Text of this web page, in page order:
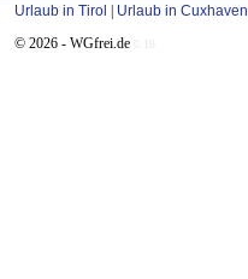
Urlaub in Tirol | Urlaub in Cuxhaven
© 2026 - WGfrei.de